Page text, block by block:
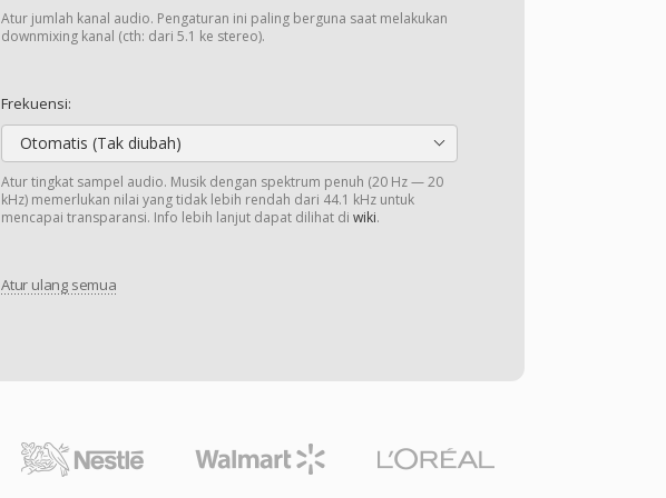
Atur jumlah kanal audio. Pengaturan ini paling berguna saat melakukan
downmixing kanal (cth: dari 5.1 ke stereo).
Frekuensi:
Otomatis (Tak diubah)
Atur tingkat sampel audio. Musik dengan spektrum penuh (20 Hz — 20
kHz) memerlukan nilai yang tidak lebih rendah dari 44.1 kHz untuk
mencapai transparansi. Info lebih lanjut dapat dilihat di wiki.
Atur ulang semua